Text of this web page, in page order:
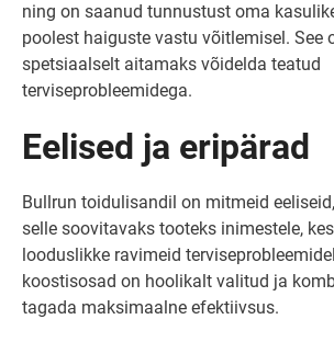
ning on saanud tunnustust oma
poolest haiguste vastu võitlemisel. See
spetsiaalselt aitamaks võidelda teatud
terviseprobleemidega.
Eelised ja eripärad
Bullrun toidulisandil on mitmeid
selle soovitavaks tooteks inimestele,
looduslikke ravimeid
koostisosad on hoolikalt valitud ja
tagada maksimaalne efektiivsus.